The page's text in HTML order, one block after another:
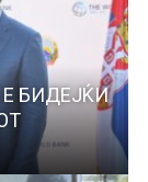
БИДЕЈЌИ